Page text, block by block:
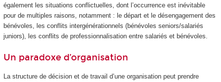
également les situations conflictuelles, dont l’occurrence est inévitable
pour de multiples raisons, notamment : le départ et le désengagement des
bénévoles, les conflits intergénérationnels (bénévoles seniors/salariés
juniors), les conflits de professionnalisation entre salariés et bénévoles.
Un paradoxe d’organisation
La structure de décision et de travail d’une organisation peut prendre